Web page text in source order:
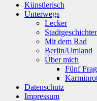
Künstlerisch
Unterwegs
Lecker
Mit dem Rad
Berlin/Umland
Über mich
Fünf
Datenschutz
Impressum